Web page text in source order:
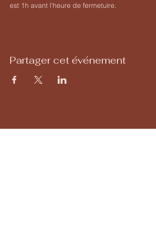
est 1h avant l'heure de fermetuire.
Partager cet événement